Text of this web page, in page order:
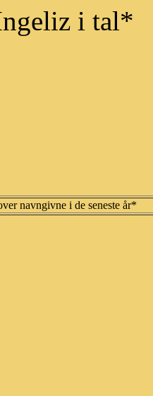
i tal*
navngivne i de seneste år*